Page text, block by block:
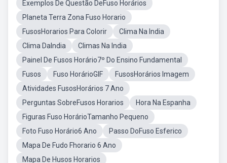
Exemplos De Questão DeFuso Horários
Planeta Terra Zona Fuso Horario
FusosHorarios Para Colorir
Clima Na India
Clima DaIndia
Climas Na India
Painel De Fusos Horário7º Do Ensino Fundamental
Fusos
Fuso HorárioGIF
FusosHorários Imagem
Atividades FusosHorários 7 Ano
Perguntas SobreFusos Horarios
Hora Na Espanha
Figuras Fuso HorárioTamanho Pequeno
Foto Fuso Horário6 Ano
Passo DoFuso Esferico
Mapa De Fudo Fhorario 6 Ano
Mapa De Husos Horarios